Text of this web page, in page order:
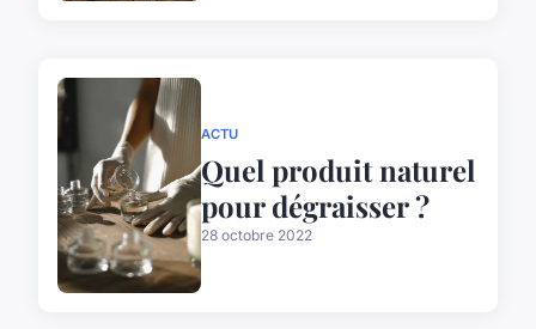
ACTU
Quel produit naturel
pour dégraisser ?
28 octobre 2022